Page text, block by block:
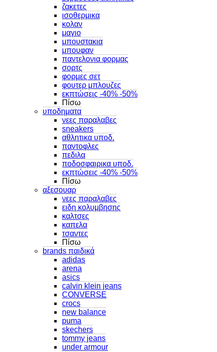
ζακετες
ισοθερμικα
κολαν
μαγιο
μπουστακια
μπουφαν
παντελονια φορμας
σορτς
φορμες σετ
φουτερ μπλουζες
εκπτώσεις -40% -50%
Πίσω
υποδηματα
νεες παραλαβες
sneakers
αθλητικα υποδ.
παντοφλες
πεδιλα
ποδοσφαιρικα υποδ.
εκπτώσεις -40% -50%
Πίσω
αξεσουαρ
νεες παραλαβες
ειδη κολυμβησης
καλτσες
καπελα
τσαντες
Πίσω
brands παιδικά
adidas
arena
asics
calvin klein jeans
CONVERSE
crocs
new balance
puma
skechers
tommy jeans
under armour